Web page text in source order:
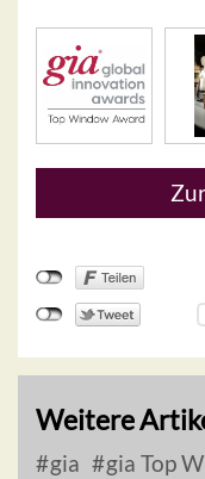
Weitere
gia
gia Top